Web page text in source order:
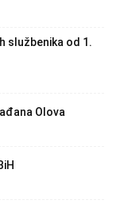
službenika od 1.
Olova